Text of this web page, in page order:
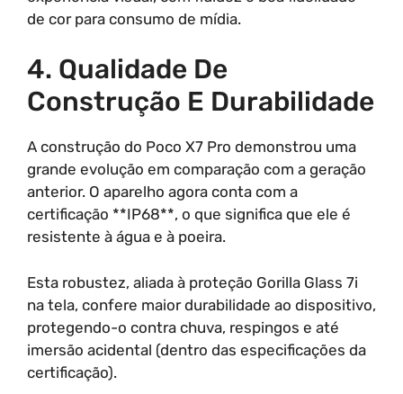
de cor para consumo de mídia.
4. Qualidade De
Construção E Durabilidade
A construção do Poco X7 Pro demonstrou uma
grande evolução em comparação com a geração
anterior. O aparelho agora conta com a
certificação **IP68**, o que significa que ele é
resistente à água e à poeira.
Esta robustez, aliada à proteção Gorilla Glass 7i
na tela, confere maior durabilidade ao dispositivo,
protegendo-o contra chuva, respingos e até
imersão acidental (dentro das especificações da
certificação).